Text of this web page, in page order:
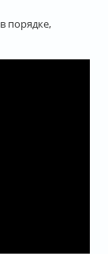
порядке,